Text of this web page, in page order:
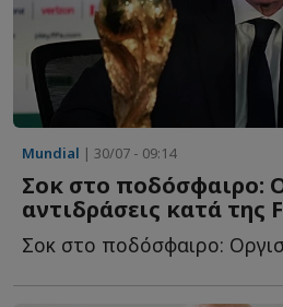
Mundial | 30/07 - 09:14
Σοκ στο ποδόσφαιρο:
αντιδράσεις κατά της